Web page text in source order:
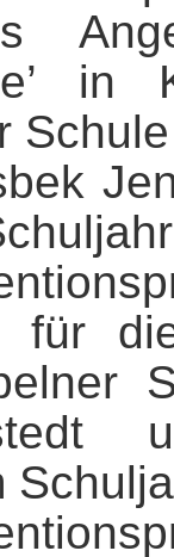
in
für